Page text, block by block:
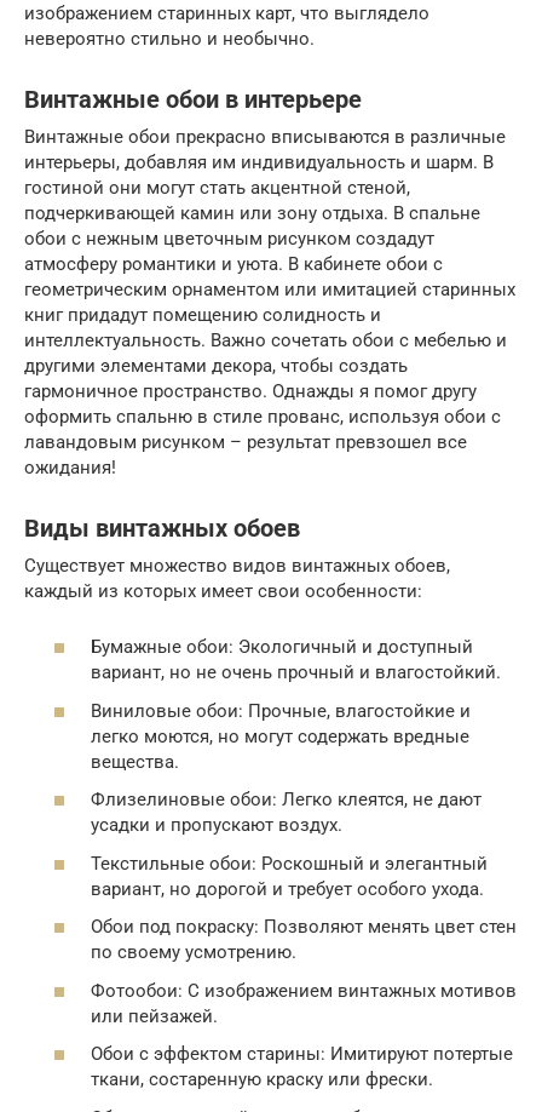
изображением старинных карт, что выглядело
невероятно стильно и необычно.
Винтажные обои в интерьере
Винтажные обои прекрасно вписываются в различные
интерьеры, добавляя им индивидуальность и шарм. В
гостиной они могут стать акцентной стеной,
подчеркивающей камин или зону отдыха. В спальне
обои с нежным цветочным рисунком создадут
атмосферу романтики и уюта. В кабинете обои с
геометрическим орнаментом или имитацией старинных
книг придадут помещению солидность и
интеллектуальность. Важно сочетать обои с мебелью и
другими элементами декора, чтобы создать
гармоничное пространство. Однажды я помог другу
оформить спальню в стиле прованс, используя обои с
лавандовым рисунком – результат превзошел все
ожидания!
Виды винтажных обоев
Существует множество видов винтажных обоев,
каждый из которых имеет свои особенности:
Бумажные обои: Экологичный и доступный
вариант, но не очень прочный и влагостойкий.
Виниловые обои: Прочные, влагостойкие и
легко моются, но могут содержать вредные
вещества.
Флизелиновые обои: Легко клеятся, не дают
усадки и пропускают воздух.
Текстильные обои: Роскошный и элегантный
вариант, но дорогой и требует особого ухода.
Обои под покраску: Позволяют менять цвет стен
по своему усмотрению.
Фотообои: С изображением винтажных мотивов
или пейзажей.
Обои с эффектом старины: Имитируют потертые
ткани, состаренную краску или фрески.